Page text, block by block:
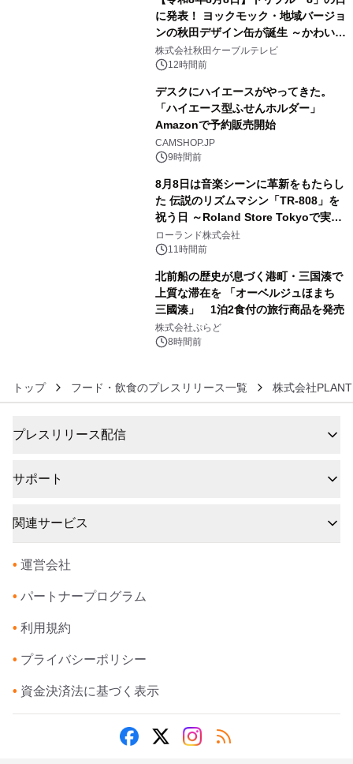
に発表！ ヨックモック・地域バージョ
ンの秋田デザイン缶が誕生 ～かわいい
秋田犬の子犬と秋田の四季と名所を巡
るパッケージ～ 9月1日(火)秋田県内で
株式会社秋田ケーブルテレビ
12時間前
デスクにハイエースがやってきた。
「ハイエース型ふせんホルダー」
Amazonで予約販売開始
CAMSHOP.JP
9時間前
8月8日は音楽シーンに革新をもたらし
た 伝説のリズムマシン「TR-808」を
祝う日 ～Roland Store Tokyoで実機
を展示しての 記念キャンペーンを開
催 英国ラジオ「NTS」の 特別プログ
アーティストを フィーチャーしたアニ
メーションを公開～
ローランド株式会社
11時間前
北前船の歴史が息づく港町・三国湊で
上質な滞在を 「オーベルジュほまち
三國湊」 1泊2食付の旅行商品を発売
株式会社ぷらど
8時間前
トップ フード・飲食のプレスリリース一覧 株式会社PLANT
プレスリリース配信
サポート
関連サービス
• 運営会社
• パートナープログラム
• 利用規約
• プライバシーポリシー
• 資金決済法に基づく表示